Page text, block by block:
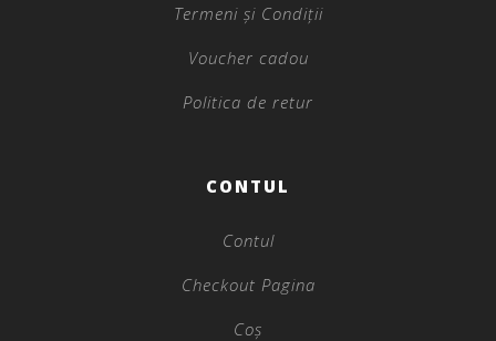
Termeni și Condiții
Voucher cadou
Politica de retur
CONTUL
Contul
Checkout Pagina
Coș